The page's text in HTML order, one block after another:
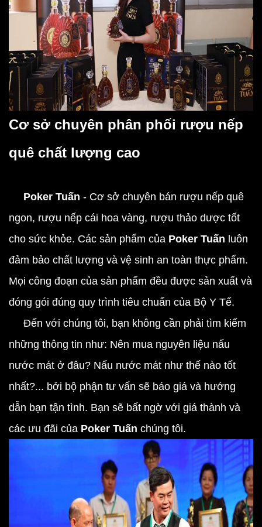
Cơ sở chuyên phân phối rượu nếp
quê chất lượng cao
Poker Tuấn - Cơ sở chuyên bán rượu nếp quê
ngon, rượu nếp cái hoa vàng, rượu thảo dược tốt
cho sức khỏe. Các sản phẩm của Poker Tuấn luôn
đảm bảo chất lượng và vệ sinh an toàn thực phẩm.
Mọi công đoạn của sản phẩm đều được sản xuất và
đóng gói đúng quy trình tiêu chuẩn của Bộ Y Tế.
Đến với chúng tôi, bạn không cần phải tìm kiếm
những thông tin như: Nên mua nguyên liệu nấu
nước mát ở đâu? Nấu nước mát như thế nào tốt
nhất?... bởi bộ phận tư vấn sẽ báo giá và hướng
dẫn bạn tận tình. Bạn sẽ bất ngờ với giá thành và
các ưu đãi của Poker Tuấn chúng tôi.